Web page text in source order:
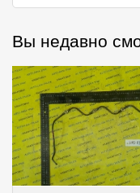
Вы недавно